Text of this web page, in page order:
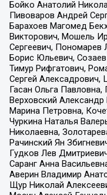
Бойко Анатолий
Пивоваров Андрей
Барахоев Магомед
Викторович, Мошель
Сергеевич, Пономарев
Борис Юльевич,
Тимур Рифгатович,
Сергей Алексадрович,
Гасан Ольга
Верховский
Марина Петровна,
Чуркина Наталья
Николаевна,
Рачинский Ян
Гудков Лев
Саранг Анна
Аверин Владимир
Щур Николай